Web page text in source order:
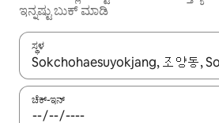
ಇನ್ನಷ್ಟು ಬುಕ್ ಮಾಡಿ
ಸ್ಥಳ
ಫಲಿತಾಂಶಗಳು ಲಭ್ಯವಿರುವಾಗ, ಅಪ್ ಮತ್ತು
ಚೆಕ್-ಇನ್